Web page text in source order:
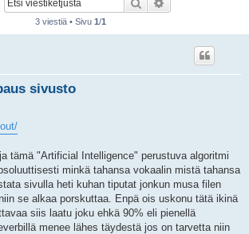
3 viestiä • Sivu 1/1
sivusto
tämä "Artificial Intelligence" perustuva algoritmi
minkä tahansa vokaalin mistä tahansa
sivulla heti kuhan tiputat jonkun musa filen
se alkaa porskuttaa. Enpä ois uskonu tätä ikinä
siis laatu joku ehkä 90% eli pienellä
menee lähes täydestä jos on tarvetta niin